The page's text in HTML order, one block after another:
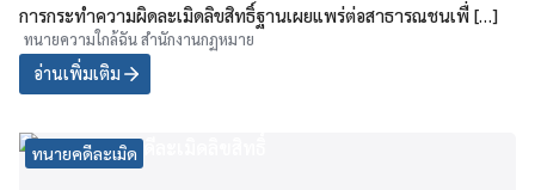
การกระทำความผิดละเมิดลิขสิทธิ์ฐานเผยแพร่ต่อสาธารณชนเพื่ […]
ทนายความใกล้ฉัน สำนักงานกฏหมาย
อ่านเพิ่มเติม
ทนายคดีละเมิด